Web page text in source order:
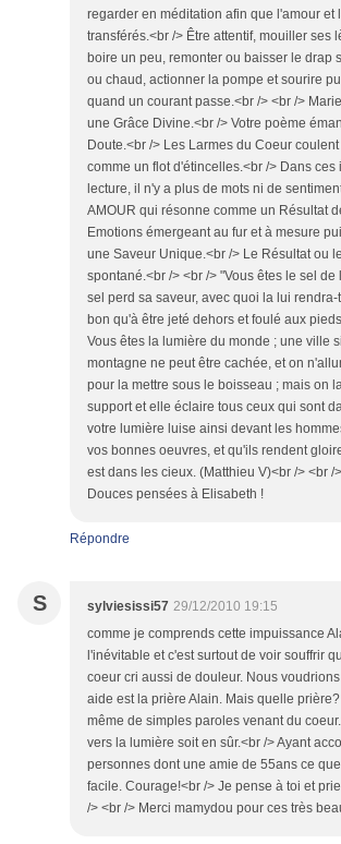
regarder en méditation afin que l'amour et
transférés.<br /> Être attentif, mouiller ses
boire un peu, remonter ou baisser le drap
ou chaud, actionner la pompe et sourire
quand un courant passe.<br /> <br />
une Grâce Divine.<br /> Votre poème
Doute.<br /> Les Larmes du Coeur
comme un flot d'étincelles.<br /> Dans ces
lecture, il n'y a plus de mots ni de
AMOUR qui résonne comme un Résultat
Emotions émergeant au fur et à mesure
une Saveur Unique.<br /> Le Résultat ou
spontané.<br /> <br /> "Vous êtes le sel de
sel perd sa saveur, avec quoi la lui
bon qu'à être jeté dehors et foulé aux
Vous êtes la lumière du monde ; une ville
montagne ne peut être cachée, et on
pour la mettre sous le boisseau ; mais on
support et elle éclaire tous ceux qui sont
votre lumière luise ainsi devant les
vos bonnes oeuvres, et qu'ils rendent
est dans les cieux. (Matthieu V)<br /> <br /
Douces pensées à Elisabeth !
Répondre
S sylviesissi57 29/12/2010 19:15
comme je comprends cette impuissance
l'inévitable et c'est surtout de voir souffrir
coeur cri aussi de douleur. Nous
aide est la prière Alain. Mais quelle
même de simples paroles venant du
vers la lumière soit en sûr.<br /> Ayant
personnes dont une amie de 55ans ce
facile. Courage!<br /> Je pense à toi et
/> <br /> Merci mamydou pour ces très